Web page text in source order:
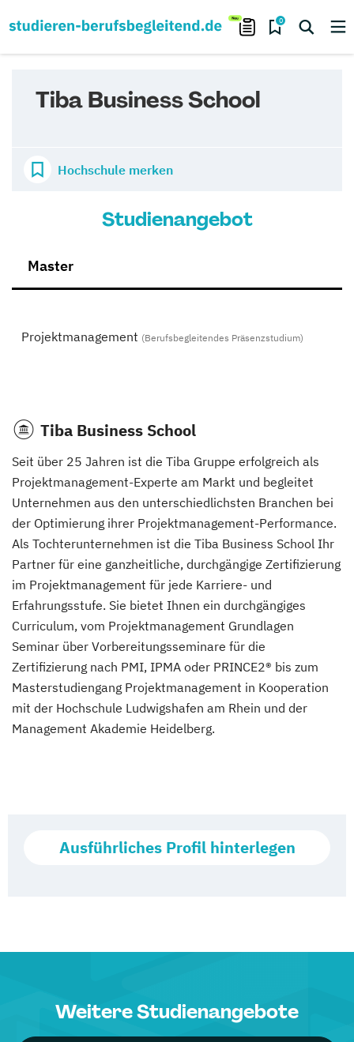
0
Tiba Business School
Hochschule merken
Studienangebot
Master
Projektmanagement (Berufsbegleitendes Präsenzstudium)
Tiba Business School
Seit über 25 Jahren ist die Tiba Gruppe erfolgreich als
Projektmanagement-Experte am Markt und begleitet
Unternehmen aus den unterschiedlichsten Branchen bei
der Optimierung ihrer Projektmanagement-Performance.
Als Tochterunternehmen ist die Tiba Business School Ihr
Partner für eine ganzheitliche, durchgängige Zertifizierung
im Projektmanagement für jede Karriere- und
Erfahrungsstufe. Sie bietet Ihnen ein durchgängiges
Curriculum, vom Projektmanagement Grundlagen
Seminar über Vorbereitungsseminare für die
Zertifizierung nach PMI, IPMA oder PRINCE2® bis zum
Masterstudiengang Projektmanagement in Kooperation
mit der Hochschule Ludwigshafen am Rhein und der
Management Akademie Heidelberg.
Ausführliches Profil hinterlegen
Weitere Studienangebote